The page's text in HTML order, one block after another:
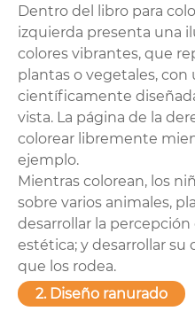
Dentro del libro para
izquierda presenta una
colores vibrantes, que
plantas o vegetales, con
científicamente
vista. La página de la
colorear libremente
ejemplo.
Mientras colorean, los
sobre varios animales,
desarrollar la
estética; y desarrollar
que los rodea.
2. Diseño ranurado